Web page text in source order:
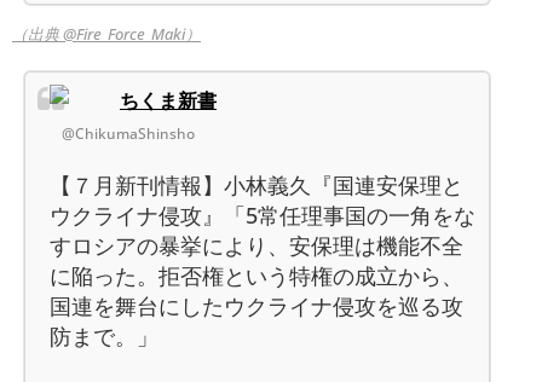
（出典 @Fire_Force_Maki）
ちくま新書
@ChikumaShinsho
【７月新刊情報】小林義久『国連安保理と
ウクライナ侵攻』「5常任理事国の一角をな
すロシアの暴挙により、安保理は機能不全
に陥った。拒否権という特権の成立から、
国連を舞台にしたウクライナ侵攻を巡る攻
防まで。」